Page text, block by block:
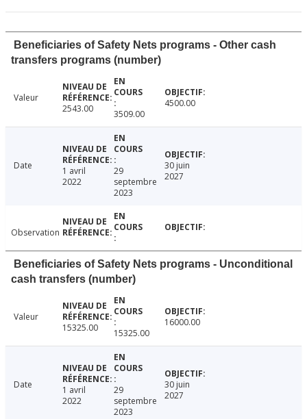
Beneficiaries of Safety Nets programs - Other cash
transfers programs (number)
Valeur
2543.00
3509.00
4500.00
Date
1 avril
2022
29
septembre
2023
30 juin
2027
Observation
Beneficiaries of Safety Nets programs - Unconditional
cash transfers (number)
Valeur
15325.00
15325.00
16000.00
Date
1 avril
2022
29
septembre
2023
30 juin
2027